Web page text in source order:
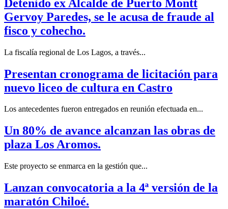
Detenido ex Alcalde de Puerto Montt
Gervoy Paredes, se le acusa de fraude al
fisco y cohecho.
La fiscalía regional de Los Lagos, a través...
Presentan cronograma de licitación para
nuevo liceo de cultura en Castro
Los antecedentes fueron entregados en reunión efectuada en...
Un 80% de avance alcanzan las obras de
plaza Los Aromos.
Este proyecto se enmarca en la gestión que...
Lanzan convocatoria a la 4ª versión de la
maratón Chiloé.